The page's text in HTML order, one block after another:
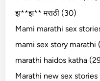
झ**झ** मराठी (30)
Mami marathi sex
mami sex story marathi
marathi haidos katha
Marathi new sex stories